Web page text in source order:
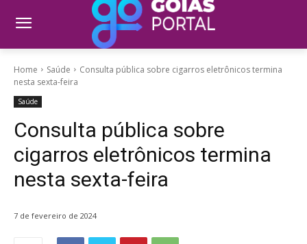
Home Saúde
Consulta pública sobre cigarros eletrônicos termina
nesta sexta-feira
Saúde
Consulta pública sobre
cigarros eletrônicos termina
nesta sexta-feira
7 de fevereiro de 2024